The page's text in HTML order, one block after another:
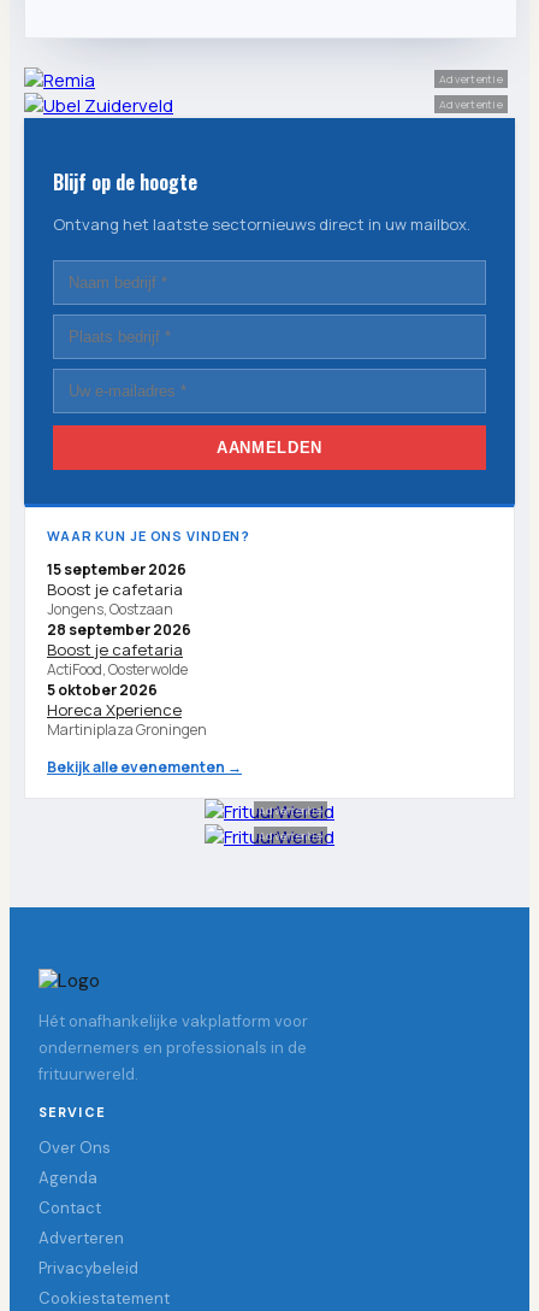
Advertentie
Advertentie
Blijf op de hoogte
Ontvang het laatste sectornieuws direct in uw mailbox.
AANMELDEN
WAAR KUN JE ONS VINDEN?
15 september 2026
Boost je cafetaria
Jongens, Oostzaan
28 september 2026
Boost je cafetaria
ActiFood, Oosterwolde
5 oktober 2026
Horeca Xperience
Martiniplaza Groningen
Bekijk alle evenementen →
Advertentie
Advertentie
Hét onafhankelijke vakplatform voor
ondernemers en professionals in de
frituurwereld.
SERVICE
Over Ons
Agenda
Contact
Adverteren
Privacybeleid
Cookiestatement